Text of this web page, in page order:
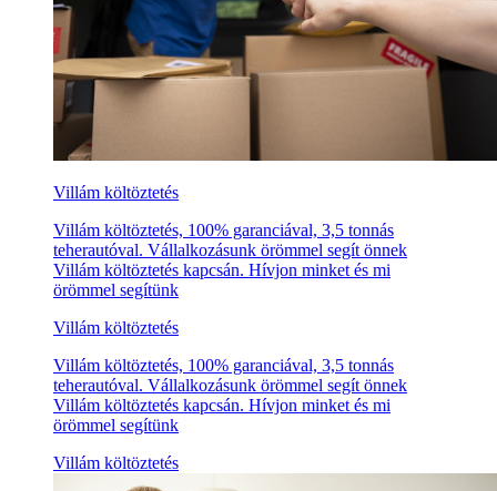
Villám költöztetés
Villám költöztetés, 100% garanciával, 3,5 tonnás
teherautóval. Vállalkozásunk örömmel segít önnek
Villám költöztetés kapcsán. Hívjon minket és mi
örömmel segítünk
Villám költöztetés
Villám költöztetés, 100% garanciával, 3,5 tonnás
teherautóval. Vállalkozásunk örömmel segít önnek
Villám költöztetés kapcsán. Hívjon minket és mi
örömmel segítünk
Villám költöztetés